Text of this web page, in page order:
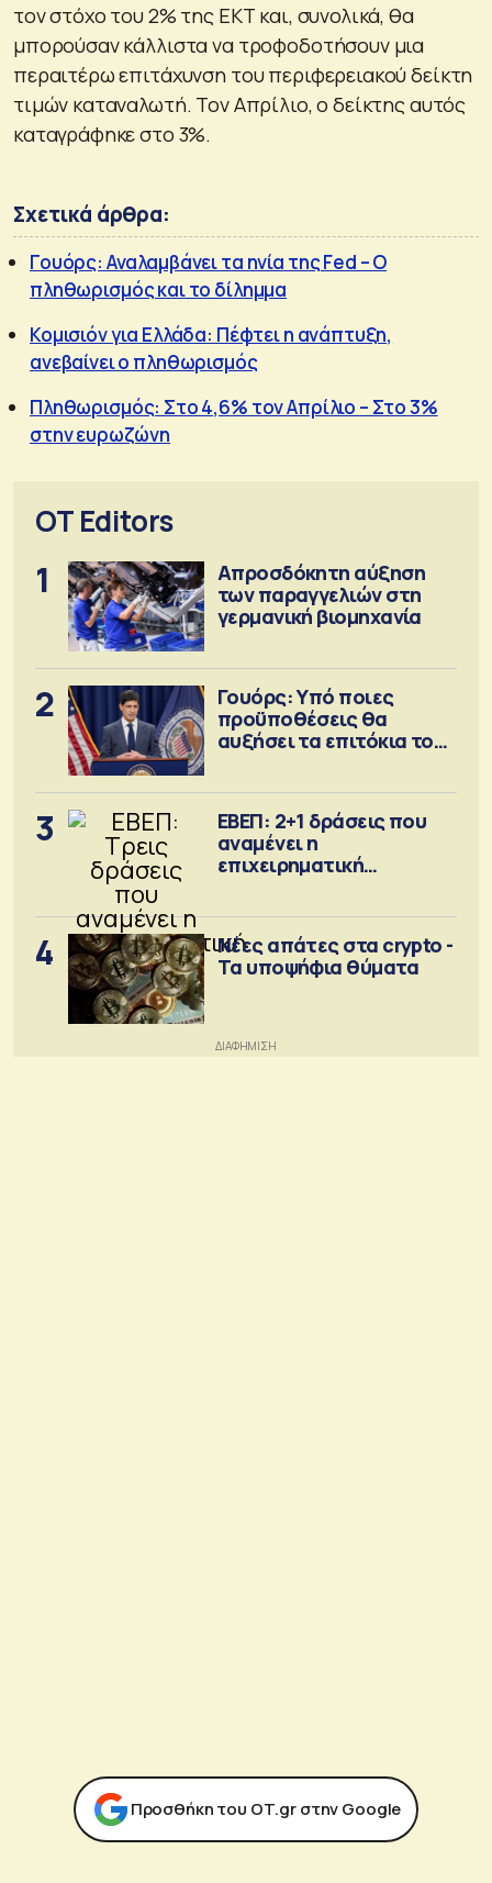
τον στόχο του 2% της ΕΚΤ και, συνολικά, θα
μπορούσαν κάλλιστα να τροφοδοτήσουν μια
περαιτέρω επιτάχυνση του περιφερειακού δείκτη
τιμών καταναλωτή. Τον Απρίλιο, ο δείκτης αυτός
καταγράφηκε στο 3%.
Σχετικά άρθρα:
Γουόρς: Αναλαμβάνει τα ηνία της Fed – Ο
πληθωρισμός και το δίλημμα
Κομισιόν για Ελλάδα: Πέφτει η ανάπτυξη,
ανεβαίνει ο πληθωρισμός
Πληθωρισμός: Στο 4,6% τον Απρίλιο – Στο 3%
στην ευρωζώνη
OT Editors
1
Απροσδόκητη αύξηση
των παραγγελιών στη
γερμανική βιομηχανία
2
Γουόρς: Υπό ποιες
προϋποθέσεις θα
αυξήσει τα επιτόκια τον
3
ΕΒΕΠ: 2+1 δράσεις που
αναμένει η
επιχειρηματική
4
Νέες απάτες στα crypto -
Τα υποψήφια θύματα
Προσθήκη του ΟΤ.gr στην Google